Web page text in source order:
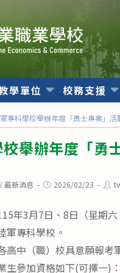
學單位 校務支援
專科學校舉辦年度「勇士專案」活
舉辦年度「勇
/ 最新消息
Post2026/02/23
Post
年3月7日、8日（星期
軍專科學校。
高中（職）校具意願報考
生參加資格如下(可擇一)：